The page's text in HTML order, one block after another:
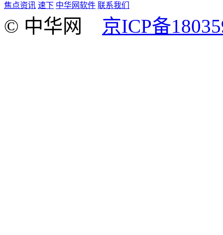
焦点资讯 速下 中华网软件 联系我们
© 中华网 京ICP备